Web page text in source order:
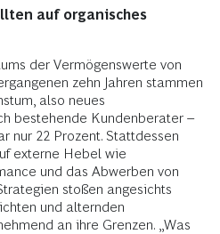
auf organisches
der Vermögenswerte von
zehn Jahren stammen
also neues
bestehende Kundenberater –
nur 22 Prozent. Stattdessen
externe Hebel wie
und das Abwerben von
stoßen angesichts
und alternden
an ihre Grenzen. „Was